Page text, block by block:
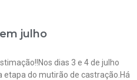
julho
dias 3 e 4 de julho
do mutirão de castração.Há